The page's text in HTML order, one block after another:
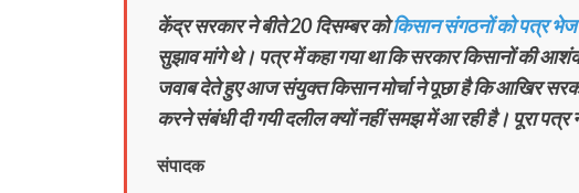
केंद्र सरकार ने बीते 20 दिसम्बर कोकिसान संगठनों को पत्र
सुझाव मांगे थे। पत्र में कहा गया था कि सरकार किसानों की
जवाब देते हुए आज संयुक्त किसान मोर्चा ने पूछा है कि आखिर
करने संबंधी दी गयी दलील क्यों नहीं समझ में आ रही है। पूरा पत्र
संपादक